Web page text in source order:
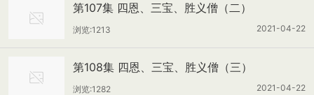
第107集 四恩、三宝、胜义僧（二）
2021-04-22
浏览:1213
第108集 四恩、三宝、胜义僧（三）
2021-04-22
浏览:1282